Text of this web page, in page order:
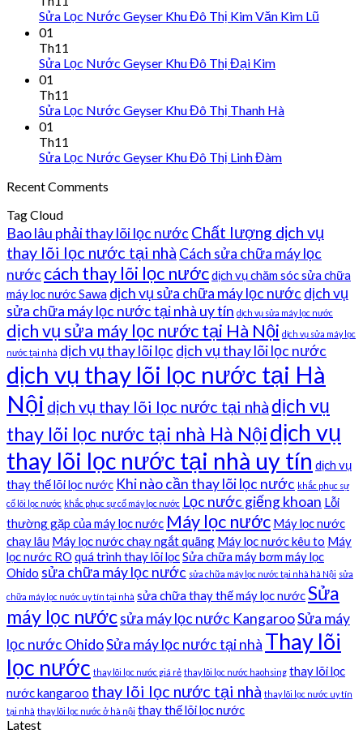
Sửa Lọc Nước Geyser Khu Đô Thị Kim Văn Kim Lũ
01
Th11
Sửa Lọc Nước Geyser Khu Đô Thị Đại Kim
01
Th11
Sửa Lọc Nước Geyser Khu Đô Thị Thanh Hà
01
Th11
Sửa Lọc Nước Geyser Khu Đô Thị Linh Đàm
Recent Comments
Tag Cloud
Bao lâu phải thay lõi lọc nước Chất lượng dịch vụ
thay lõi lọc nước tại nhà Cách sửa chữa máy lọc
nước cách thay lõi lọc nướcdịch vụ chăm sóc sửa chữa
máy lọc nước Sawa dịch vụ sửa chữa máy lọc nước dịch vụ
sửa chữa máy lọc nước tại nhà uy tín dịch vụ sửa máy lọc nước
dịch vụ sửa máy lọc nước tại Hà Nội dịch vụ sửa máy lọc
nước tại nhà dịch vụ thay lõi lọc dịch vụ thay lõi lọc nước
dịch vụ thay lõi lọc nước tại Hà
Nội dịch vụ thay lõi lọc nước tại nhà dịch vụ
thay lõi lọc nước tại nhà Hà Nộidịch vụ
thay lõi lọc nước tại nhà uy tín dịch vụ
thay thế lõi lọc nước Khi nào cần thay lõi lọc nước khắc phục sự
cố lõi lọc nước khắc phục sự cố máy lọc nước Lọc nước giếng khoan Lỗi
thường gặp của máy lọc nước Máy lọc nước Máy lọc nước
chạy lâu Máy lọc nước chạy ngắt quãng Máy lọc nước kêu to Máy
lọc nước RO quá trình thay lõi lọcSửa chữa máy bơm máy lọc
Ohido sửa chữa máy lọc nước sửa chữa máy lọc nước tại nhà hà Nội sửa
chữa máy lọc nước uy tín tại nhà sửa chữa thay thế máy lọc nướcSửa
máy lọc nướcsửa máy lọc nước KangarooSửa máy
lọc nước OhidoSửa máy lọc nước tại nhà Thay lõi
lọc nước thay lõi lọc nước giá rẻ thay lõi lọc nước haohsing thay lõi lọc
nước kangaroo thay lõi lọc nước tại nhà thay lõi lọc nước uy tín
tại nhà thay lõi lọc nước ở hà nội thay thế lõi lọc nước
Latest